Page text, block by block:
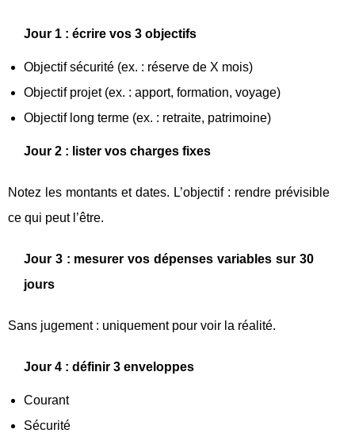
Jour 1 : écrire vos 3 objectifs
Objectif sécurité (ex. : réserve de X mois)
Objectif projet (ex. : apport, formation, voyage)
Objectif long terme (ex. : retraite, patrimoine)
Jour 2 : lister vos charges fixes
Notez les montants et dates. L’objectif : rendre prévisible
ce qui peut l’être.
Jour 3 : mesurer vos dépenses variables sur 30
jours
Sans jugement : uniquement pour voir la réalité.
Jour 4 : définir 3 enveloppes
Courant
Sécurité